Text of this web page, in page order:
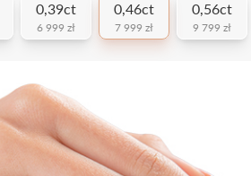
0,39ct
6 999 zł
0,46ct
7 999 zł
0,56ct
9 799 zł